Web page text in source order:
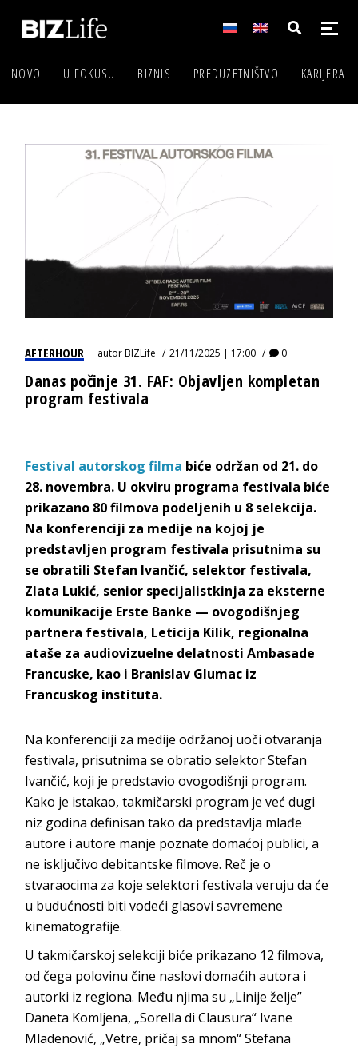
NOVO U FOKUSU BIZNIS PREDUZETNIŠTVO KARIJERA
AFTERHOUR autorBIZLife 21/11/2025 | 17:00 0
Danas počinje 31. FAF: Objavljen kompletan
program festivala
Festival autorskog filma biće održan od 21. do
28. novembra. U okviru programa festivala biće
prikazano 80 filmova podeljenih u 8 selekcija.
Na konferenciji za medije na kojoj je
predstavljen program festivala prisutnima su
se obratili Stefan Ivančić, selektor festivala,
Zlata Lukić, senior specijalistkinja za eksterne
komunikacije Erste Banke — ovogodišnjeg
partnera festivala, Leticija Kilik, regionalna
ataše za audiovizuelne delatnosti Ambasade
Francuske, kao i Branislav Glumac iz
Francuskog instituta.
Na konferenciji za medije održanoj uoči otvaranja
festivala, prisutnima se obratio selektor Stefan
Ivančić, koji je predstavio ovogodišnji program.
Kako je istakao, takmičarski program je već dugi
niz godina definisan tako da predstavlja mlađe
autore i autore manje poznate domaćoj publici, a
ne isključivo debitantske filmove. Reč je o
stvaraocima za koje selektori festivala veruju da će
u budućnosti biti vodeći glasovi savremene
kinematografije.
U takmičarskoj selekciji biće prikazano 12 filmova,
od čega polovinu čine naslovi domaćih autora i
autorki iz regiona. Među njima su „Linije želje”
Daneta Komljena, „Sorella di Clausura“ Ivane
Mladenović, „Vetre, pričaj sa mnom“ Stefana